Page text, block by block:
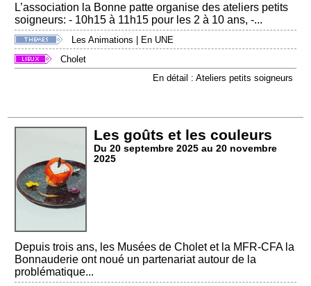
L’association la Bonne patte organise des ateliers petits
soigneurs: - 10h15 à 11h15 pour les 2 à 10 ans, -...
Les Animations
En UNE
Cholet
En détail : Ateliers petits soigneurs
Les goûts et les couleurs
Du 20 septembre 2025 au 20 novembre
2025
Depuis trois ans, les Musées de Cholet et la MFR-CFA la
Bonnauderie ont noué un partenariat autour de la
problématique...